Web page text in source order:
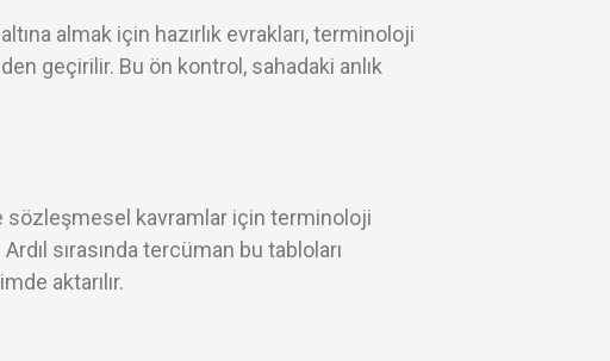
almak için hazırlık evrakları, terminoloji
geçirilir. Bu ön kontrol, sahadaki anlık
sözleşmesel kavramlar için terminoloji
sırasında tercüman bu tabloları
aktarılır.